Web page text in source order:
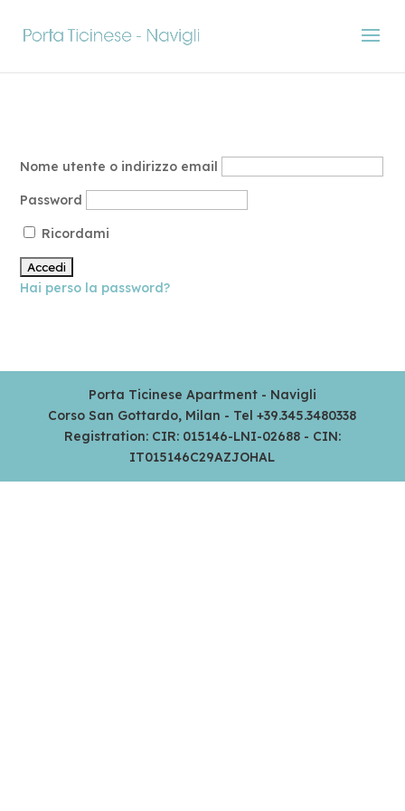
Nome utente o indirizzo email
Password
Ricordami
Hai perso la password?
Porta Ticinese Apartment - Navigli
Corso San Gottardo, Milan - Tel +39.345.3480338
Registration: CIR: 015146-LNI-02688 - CIN:
IT015146C29AZJOHAL